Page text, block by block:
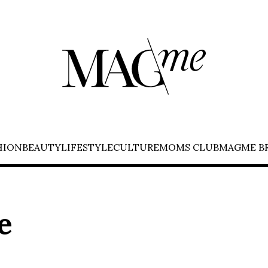
BEAUTYLIFESTYLECULTUREMOMS CLUBMAGME